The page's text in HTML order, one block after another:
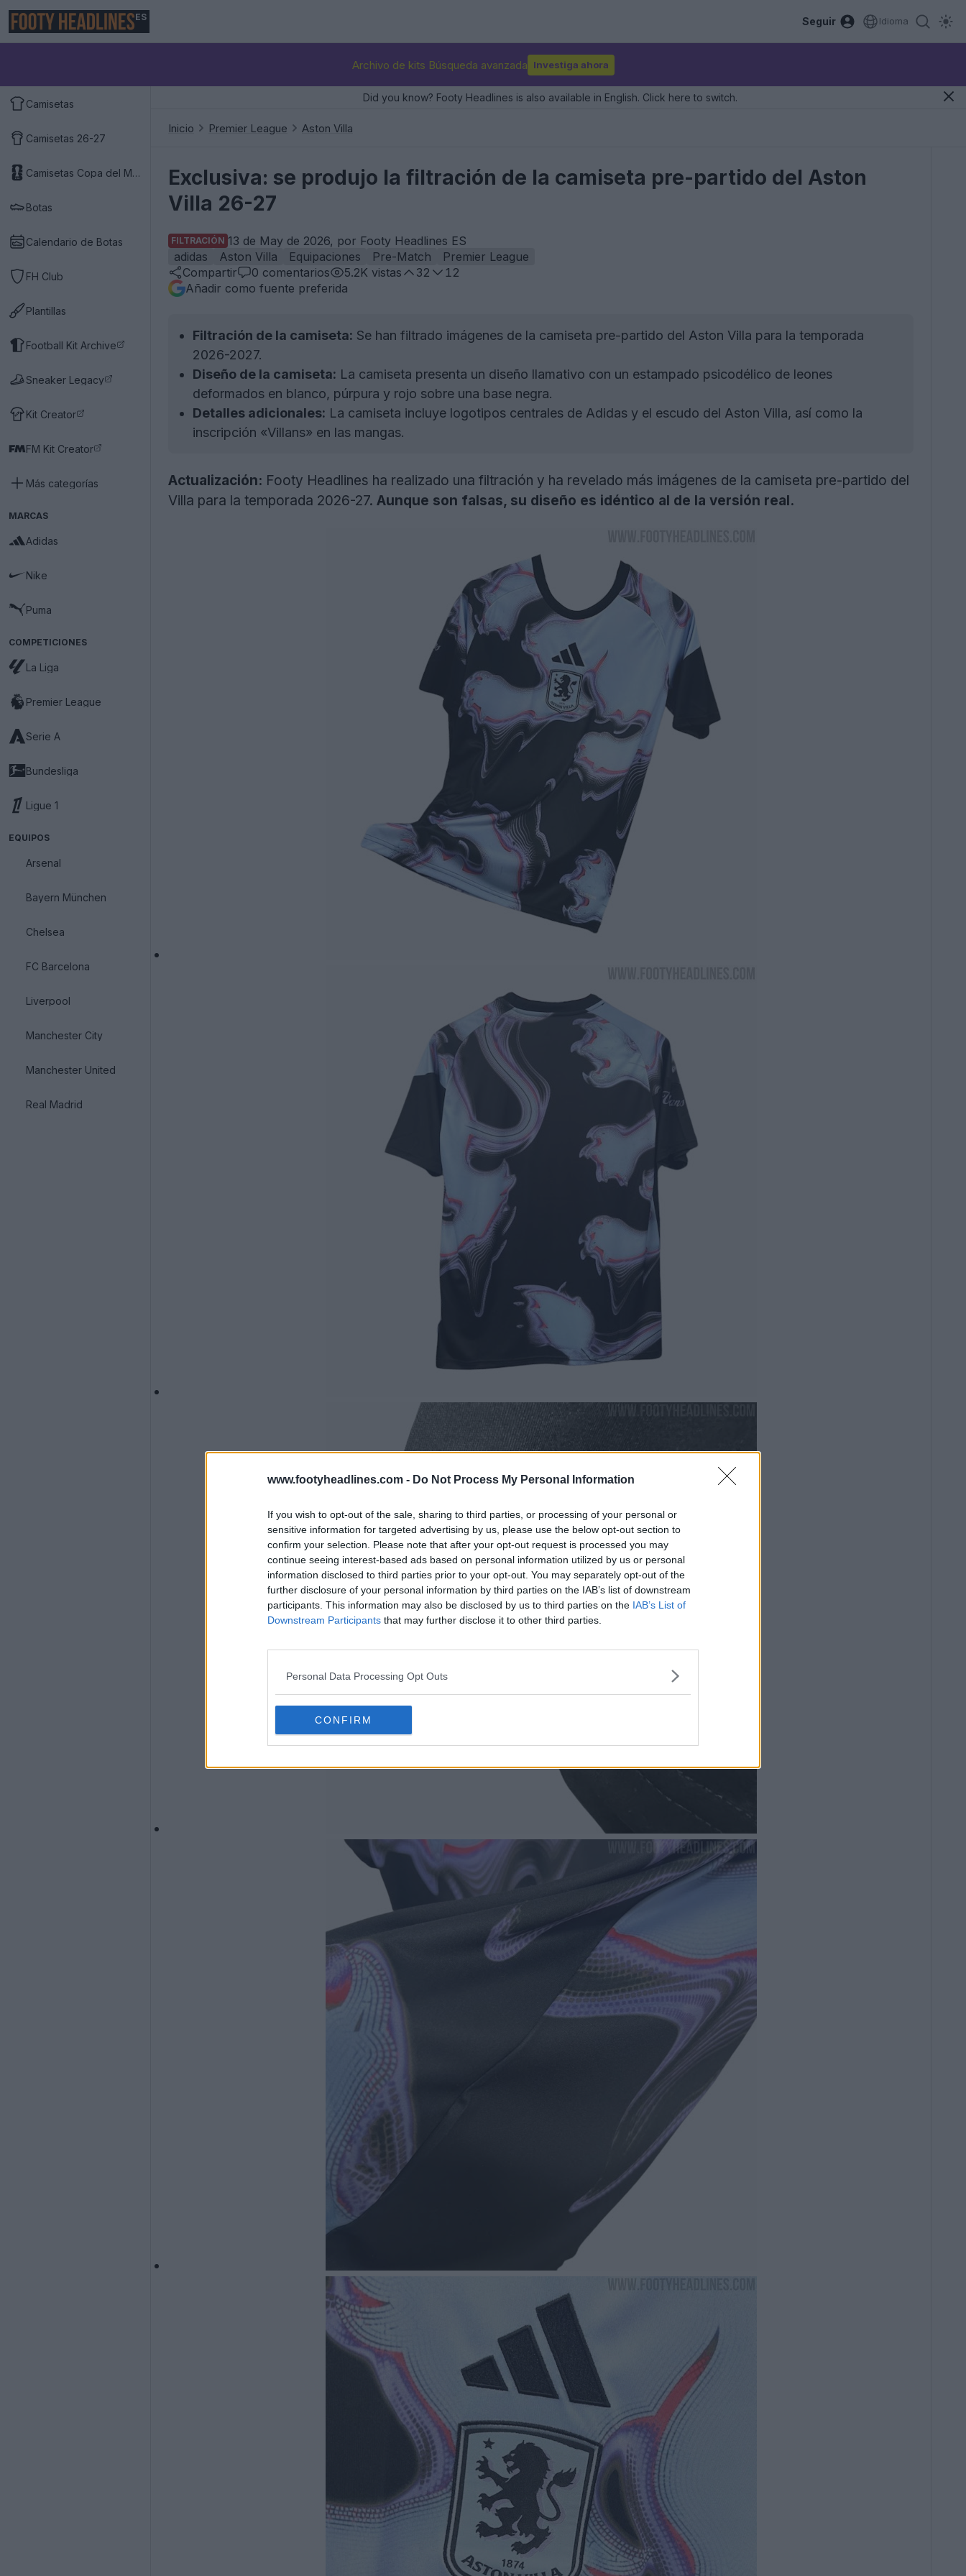
www.footyheadlines.com - Do Not Process My Personal Information
If you wish to opt-out of the sale, sharing to third parties, or processing of your personal or
sensitive information for targeted advertising by us, please use the below opt-out section to
confirm your selection. Please note that after your opt-out request is processed you may
continue seeing interest-based ads based on personal information utilized by us or personal
information disclosed to third parties prior to your opt-out. You may separately opt-out of the
further disclosure of your personal information by third parties on the IAB’s list of downstream
participants. This information may also be disclosed by us to third parties on the IAB’s List of
Downstream Participants that may further disclose it to other third parties.
Personal Data Processing Opt Outs
CONFIRM
ES Seguir Idioma
Archivo de kits Búsqueda avanzada Investiga ahora
Camisetas
Camisetas 26-27
Camisetas Copa del Mundo 2026
Botas
Calendario de Botas
FH Club
Plantillas
Football Kit Archive
Sneaker Legacy
Kit Creator
FM Kit Creator
Más categorías
MARCAS
Adidas
Nike
Puma
COMPETICIONES
La Liga
Premier League
Serie A
Bundesliga
Ligue 1
EQUIPOS
Arsenal
Bayern München
Chelsea
FC Barcelona
Liverpool
Manchester City
Manchester United
Real Madrid
Did you know? Footy Headlines is also available in English. Click here to switch.
Inicio Premier League Aston Villa
Exclusiva: se produjo la filtración de la camiseta pre-partido del Aston
Villa 26-27
FILTRACIÓN 13 de May de 2026, por Footy Headlines ES
adidas
Aston Villa Equipaciones Pre-Match
Premier League
Compartir
0 comentarios 5.2K vistas 32
12
Añadir como fuente preferida
Filtración de la camiseta: Se han filtrado imágenes de la camiseta pre-partido del Aston Villa para la temporada
2026-2027.
Diseño de la camiseta: La camiseta presenta un diseño llamativo con un estampado psicodélico de leones
deformados en blanco, púrpura y rojo sobre una base negra.
Detalles adicionales: La camiseta incluye logotipos centrales de Adidas y el escudo del Aston Villa, así como la
inscripción «Villans» en las mangas.
Actualización: Footy Headlines ha realizado una filtración y ha revelado más imágenes de la camiseta pre-partido del
Villa para la temporada 2026-27. Aunque son falsas, su diseño es idéntico al de la versión real.